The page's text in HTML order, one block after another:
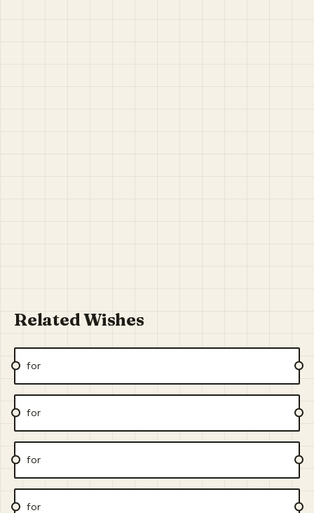
Related Wishes
for
for
for
for